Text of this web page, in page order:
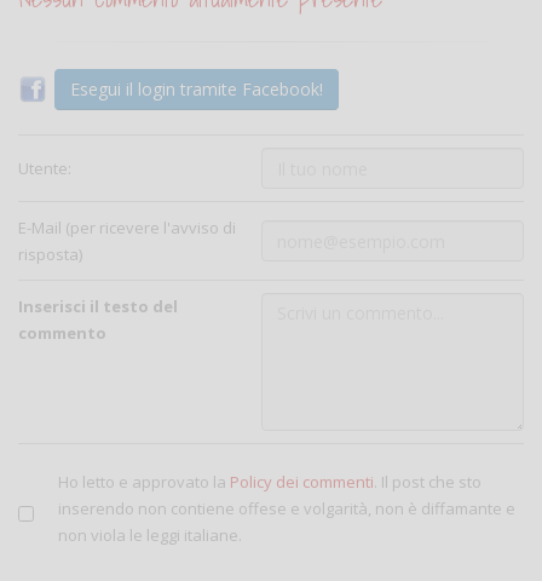
Esegui il login tramite Facebook!
Utente:
E-Mail (per ricevere l'avviso di
risposta)
Inserisci il testo del
commento
Ho letto e approvato la Policy dei commenti. Il post che sto
inserendo non contiene offese e volgarità, non è diffamante e
non viola le leggi italiane.